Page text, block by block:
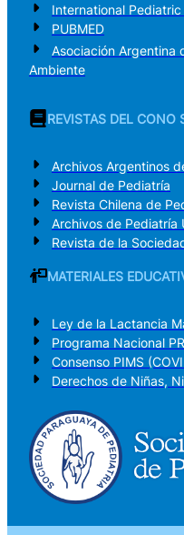
International
PUBMED
Asociación Argentina
Ambiente
REVISTAS DEL CONO
Archivos Argentinos
Journal de Pediatría
Revista Chilena de
Archivos de Pediatría
Revista de la
MATERIALES
Ley de la Lactancia
Programa Nacional
Consenso PIMS
Derechos de Niñas,